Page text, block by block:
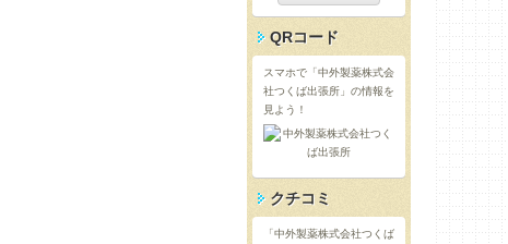
QRコード
スマホで「中外製薬株式会
社つくば出張所」の情報を
見よう！
クチコミ
「中外製薬株式会社つくば